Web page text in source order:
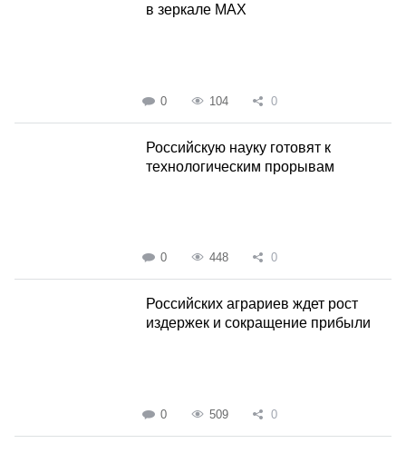
в зеркале MAX
0 104 0
Российскую науку готовят к
технологическим прорывам
0 448 0
Российских аграриев ждет рост
издержек и сокращение прибыли
0 509 0